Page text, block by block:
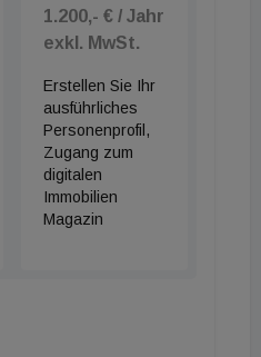
1.200,- € / Jahr
exkl. MwSt.
Erstellen Sie Ihr
ausführliches
Personenprofil,
Zugang zum
digitalen
Immobilien
Magazin